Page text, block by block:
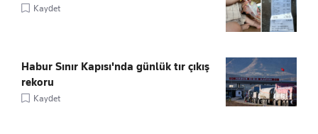
Kaydet
Habur Sınır Kapısı'nda günlük tır çıkış
rekoru
Kaydet